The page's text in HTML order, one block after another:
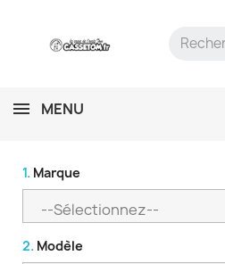
MENU
1. Marque
2. Modèle